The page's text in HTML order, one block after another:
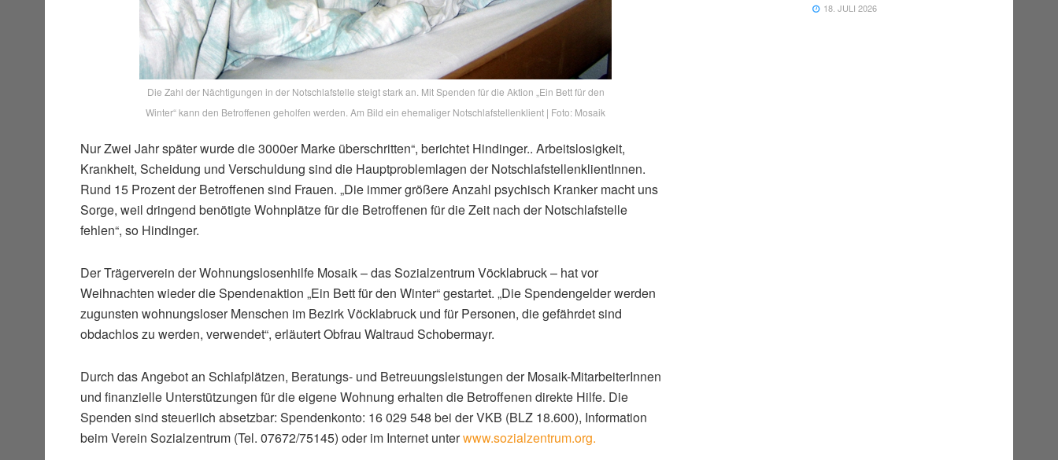
Die Zahl der Nächtigungen in der Notschlafstelle steigt stark an. Mit Spenden für die Aktion „Ein Bett für den
Winter“ kann den Betroffenen geholfen werden. Am Bild ein ehemaliger Notschlafstellenklient | Foto: Mosaik
Nur Zwei Jahr später wurde die 3000er Marke überschritten“, berichtet Hindinger.. Arbeitslosigkeit,
Krankheit, Scheidung und Verschuldung sind die Hauptproblemlagen der NotschlafstellenklientInnen.
Rund 15 Prozent der Betroffenen sind Frauen. „Die immer größere Anzahl psychisch Kranker macht uns
Sorge, weil dringend benötigte Wohnplätze für die Betroffenen für die Zeit nach der Notschlafstelle
fehlen“, so Hindinger.
Der Trägerverein der Wohnungslosenhilfe Mosaik – das Sozialzentrum Vöcklabruck – hat vor
Weihnachten wieder die Spendenaktion „Ein Bett für den Winter“ gestartet. „Die Spendengelder werden
zugunsten wohnungsloser Menschen im Bezirk Vöcklabruck und für Personen, die gefährdet sind
obdachlos zu werden, verwendet“, erläutert Obfrau Waltraud Schobermayr.
Durch das Angebot an Schlafplätzen, Beratungs- und Betreuungsleistungen der Mosaik-MitarbeiterInnen
und finanzielle Unterstützungen für die eigene Wohnung erhalten die Betroffenen direkte Hilfe. Die
Spenden sind steuerlich absetzbar: Spendenkonto: 16 029 548 bei der VKB (BLZ 18.600), Information
beim Verein Sozialzentrum (Tel. 07672/75145) oder im Internet unterwww.sozialzentrum.org.
18. JULI 2026